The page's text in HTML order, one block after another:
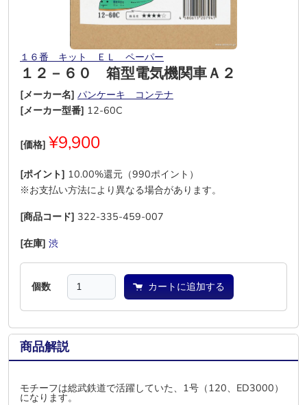
１６番 キット ＥＬ ペーパー
１２－６０ 箱型電気機関車Ａ２
[メーカー名] パンケーキ コンテナ
[メーカー型番] 12-60C
[価格] ¥9,900
[ポイント] 10.00%還元（990ポイント）
※お支払い方法により異なる場合があります。
[商品コード] 322-335-459-007
[在庫] 渋
個数 カートに追加する
商品解説
モチーフは総武鉄道で活躍していた、1号（120、ED3000）
になります。